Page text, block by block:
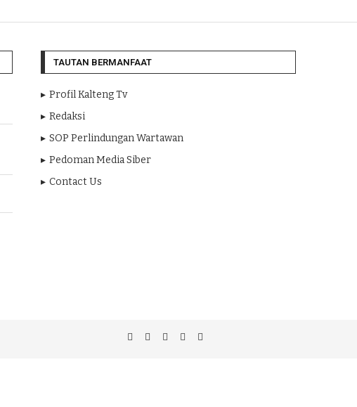
TAUTAN BERMANFAAT
Profil Kalteng Tv
Redaksi
SOP Perlindungan Wartawan
Pedoman Media Siber
Contact Us